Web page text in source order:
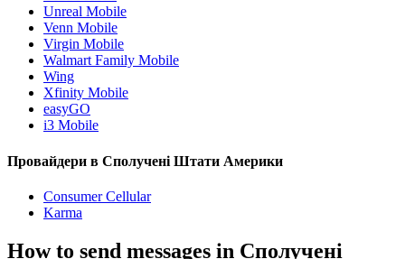
Unreal Mobile
Venn Mobile
Virgin Mobile
Walmart Family Mobile
Wing
Xfinity Mobile
easyGO
i3 Mobile
Провайдери в Сполучені Штати Америки
Consumer Cellular
Karma
How to send messages in Сполучені